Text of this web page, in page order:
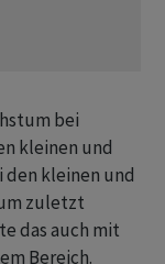
bei
kleinen und
kleinen und
zuletzt
das auch mit
Bereich.